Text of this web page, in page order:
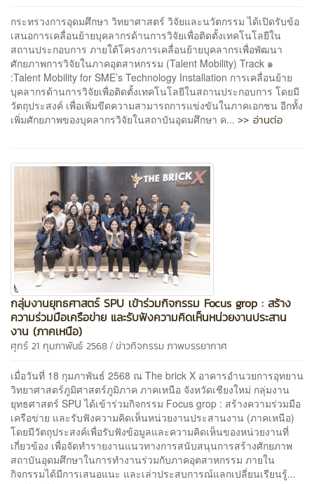
กระทรวงการอุดมศึกษา วิทยาศาสตร์ วิจัยและนวัตกรรม ได้เปิดรับข้อ
เสนอการเคลื่อนย้ายบุคลากรด้านการวิจัยเพื่อติดตั้งเทคโนโลยีใน
สถานประกอบการ ภายใต้โครงการเคลื่อนย้ายบุคลากรเพื่อพัฒนา
ศักยภาพการวิจัยในภาคอุตสาหกรรม (Talent Mobility) Track ๑
:Talent Mobility for SME’s Technology Installation การเคลื่อนย้าย
บุคลากรด้านการวิจัยเพื่อติดตั้งเทคโนโลยีในสถานประกอบการ โดยมี
วัตถุประสงค์ เพื่อเพิ่มขีดความสามารถการแข่งขันในภาคเอกชน อีกทั้ง
เพิ่มศักยภาพของบุคลากรวิจัยในสถาบันอุดมศึกษา ค... >> อ่านต่อ
กลุ่มงานยุทธศาสตร์ SPU เข้าร่วมกิจกรรม Focus grop : สร้าง
ความร่วมมือเครือข่าย และรับฟังความคิดเห็นหน่วยงานประสาน
งาน (ภาคเหนือ)
ศุกร์ 21 กุมภาพันธ์ 2568 / ข่าวกิจกรรมภาพบรรยากาศ
เมื่อวันที่ 18 กุมภาพันธ์ 2568 ณ The brick X อาคารอำนวยการอุทยาน
วิทยาศาสตร์ภูมิศาสตร์ภูมิภาค ภาคเหนือ จังหวัดเชียงใหม่ กลุ่มงาน
ยุทธศาสตร์ SPU ได้เข้าร่วมกิจกรรม Focus grop : สร้างความร่วมมือ
เครือข่าย และรับฟังความคิดเห็นหน่วยงานประสานงาน (ภาคเหนือ)
โดยมีวัตถุประสงค์เพื่อรับฟังข้อมูลและความคิดเห็นของหน่วยงานที่
เกี่ยวข้อง เพื่อจัดทำรายงานแนวทางการสนับสนุนการสร้างศักยภาพ
สถาบันอุดมศึกษาในการทำงานร่วมกับภาคอุตสาหกรรม ภายใน
กิจกรรมได้มีการเสนอแนะ และเล่าประสบการณ์แลกเปลี่ยนเรียนรู้...